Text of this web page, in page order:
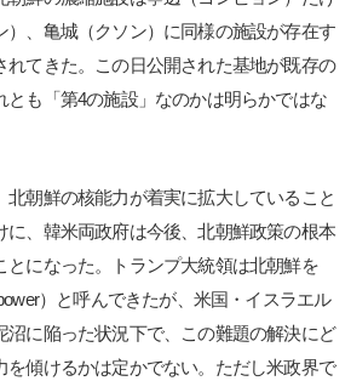
）、亀城（クソン）に同様の施設が存在す
れてきた。この日公開された基地が既存の
とも「第4の施設」なのかは明らかではな
朝鮮の核能力が着実に拡大していること
に、韓米両政府は今後、北朝鮮政策の根本
とになった。トランプ大統領は北朝鮮を
）と呼んできたが、米国・イスラエル
沼に陥った状況下で、この難題の解決にど
を傾けるかは定かでない。ただし米政界で